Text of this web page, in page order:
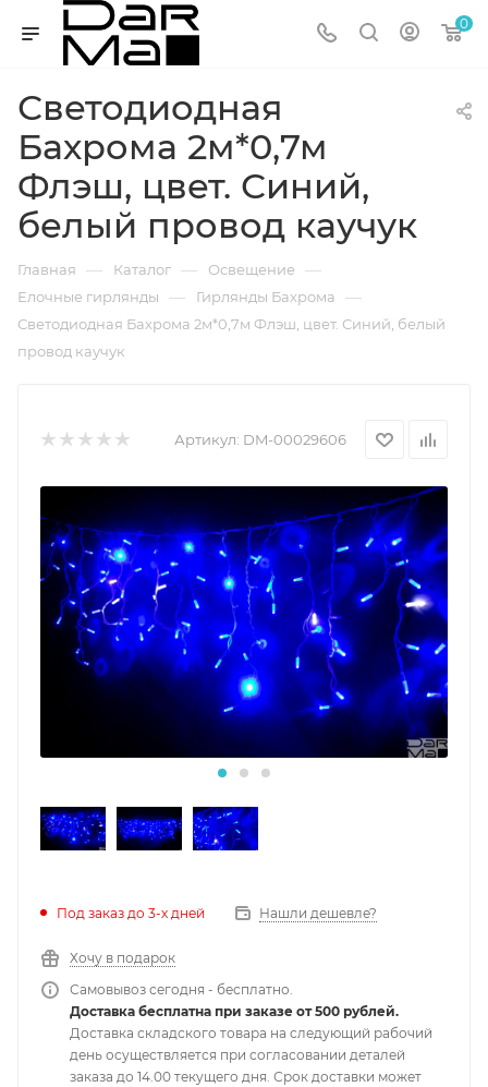
0
Светодиодная
Бахрома 2м*0,7м
Флэш, цвет. Синий,
белый провод каучук
Главная — Каталог — Освещение —
Елочные гирлянды — Гирлянды Бахрома —
Светодиодная Бахрома 2м*0,7м Флэш, цвет. Синий, белый
провод каучук
Артикул: DM-00029606
Под заказ до 3-х дней Нашли дешевле?
Хочу в подарок
Самовывоз сегодня - бесплатно.
Доставка бесплатна при заказе от 500 рублей.
Доставка складского товара на следующий рабочий
день осуществляется при согласовании деталей
заказа до 14.00 текущего дня. Срок доставки может